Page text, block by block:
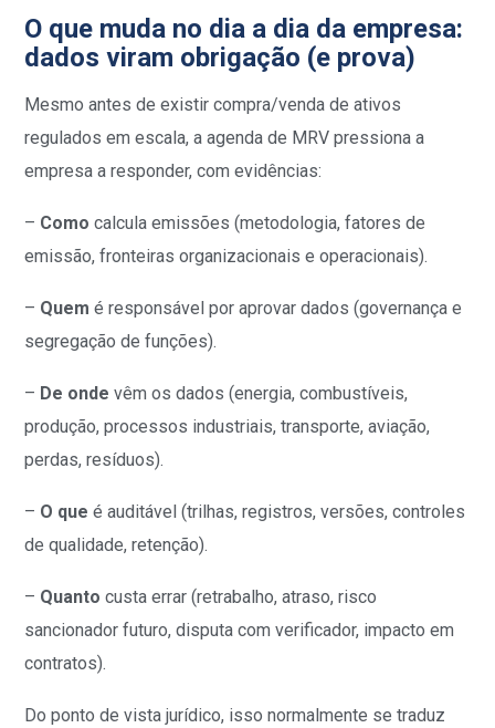
O que muda no dia a dia da empresa:
dados viram obrigação (e prova)
Mesmo antes de existir compra/venda de ativos
regulados em escala, a agenda de MRV pressiona a
empresa a responder, com evidências:
– Como calcula emissões (metodologia, fatores de
emissão, fronteiras organizacionais e operacionais).
– Quem é responsável por aprovar dados (governança e
segregação de funções).
– De onde vêm os dados (energia, combustíveis,
produção, processos industriais, transporte, aviação,
perdas, resíduos).
– O que é auditável (trilhas, registros, versões, controles
de qualidade, retenção).
– Quanto custa errar (retrabalho, atraso, risco
sancionador futuro, disputa com verificador, impacto em
contratos).
Do ponto de vista jurídico, isso normalmente se traduz